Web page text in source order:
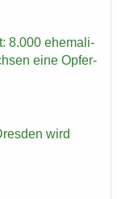
8.000 ehe­ma­li­
eine Op­fer­
wird